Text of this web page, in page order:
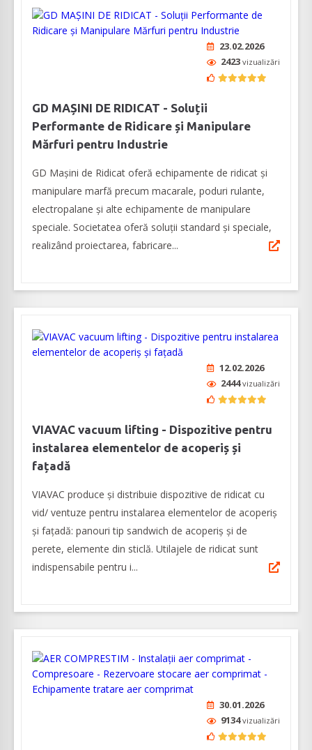
23.02.2026
2423 vizualizări
GD MAȘINI DE RIDICAT - Soluții
Performante de Ridicare și Manipulare
Mărfuri pentru Industrie
GD Mașini de Ridicat oferă echipamente de ridicat și
manipulare marfă precum macarale, poduri rulante,
electropalane și alte echipamente de manipulare
speciale. Societatea oferă soluții standard și speciale,
realizând proiectarea, fabricare...
12.02.2026
2444vizualizări
VIAVAC vacuum lifting - Dispozitive pentru
instalarea elementelor de acoperiș și
fațadă
VIAVAC produce și distribuie dispozitive de ridicat cu
vid/ ventuze pentru instalarea elementelor de acoperiș
și fațadă: panouri tip sandwich de acoperiş şi de
perete, elemente din sticlă. Utilajele de ridicat sunt
indispensabile pentru i...
30.01.2026
9134vizualizări